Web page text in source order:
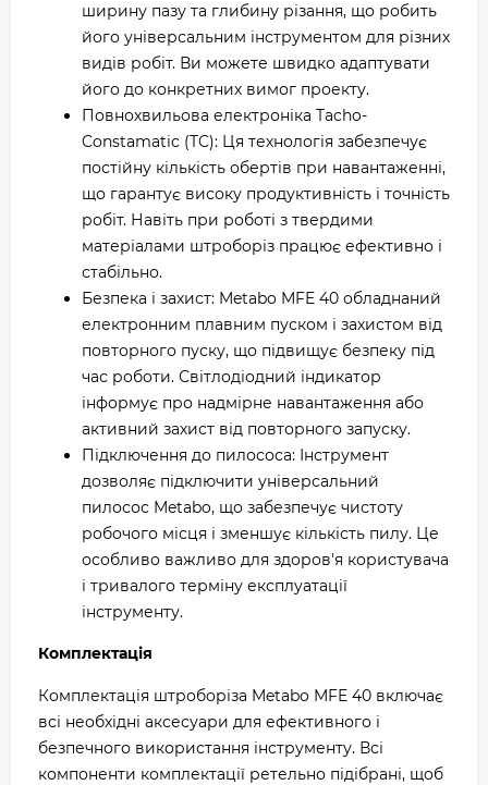
ширину пазу та глибину різання, що робить
його універсальним інструментом для різних
видів робіт. Ви можете швидко адаптувати
його до конкретних вимог проекту.
Повнохвильова електроніка Tacho-
Constamatic (TC): Ця технологія забезпечує
постійну кількість обертів при навантаженні,
що гарантує високу продуктивність і точність
робіт. Навіть при роботі з твердими
матеріалами штроборіз працює ефективно і
стабільно.
Безпека і захист: Metabo MFE 40 обладнаний
електронним плавним пуском і захистом від
повторного пуску, що підвищує безпеку під
час роботи. Світлодіодний індикатор
інформує про надмірне навантаження або
активний захист від повторного запуску.
Підключення до пилососа: Інструмент
дозволяє підключити універсальний
пилосос Metabo, що забезпечує чистоту
робочого місця і зменшує кількість пилу. Це
особливо важливо для здоров'я користувача
і тривалого терміну експлуатації
інструменту.
Комплектація
Комплектація штроборіза Metabo MFE 40 включає
всі необхідні аксесуари для ефективного і
безпечного використання інструменту. Всі
компоненти комплектації ретельно підібрані, щоб